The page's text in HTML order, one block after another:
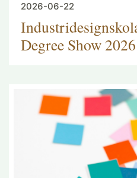
2026-06-22
Degree Show 2026